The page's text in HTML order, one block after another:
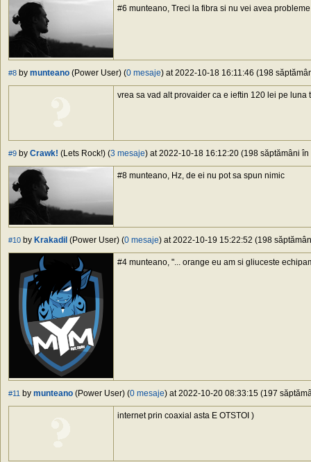
#6 munteano, Treci la fibra si nu vei avea probleme
#8 by munteano (Power User) (0 mesaje) at 2022-10-18 16:11:46 (198
vrea sa vad alt provaider ca e ieftin 120 lei pe luna
#9 by Crawk! (Lets Rock!) (3 mesaje) at 2022-10-18 16:12:20 (198 săptămâni în
#8 munteano, Hz, de ei nu pot sa spun nimic
#10 by Krakadil (Power User) (0 mesaje) at 2022-10-19 15:22:52 (198
#4 munteano, "... orange eu am si gliuceste
#11 by munteano (Power User) (0 mesaje) at 2022-10-20 08:33:15 (197
internet prin coaxial asta E OTSTOI )